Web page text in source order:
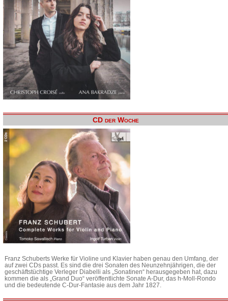
CD der Woche
Franz Schuberts Werke für Violine und Klavier haben genau den Umfang, der
auf zwei CDs passt. Es sind die drei Sonaten des Neunzehnjährigen, die der
geschäftstüchtige Verleger Diabelli als „Sonatinen“ herausgegeben hat, dazu
kommen die als „Grand Duo“ veröffentlichte Sonate A-Dur, das h-Moll-Rondo
und die bedeutende C-Dur-Fantasie aus dem Jahr 1827.